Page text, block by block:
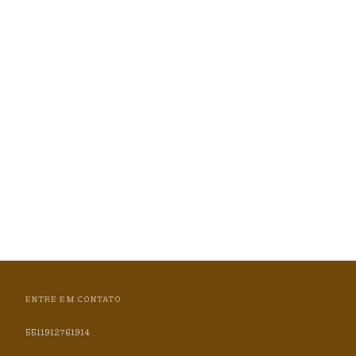
ENTRE EM CONTATO
5511912761914